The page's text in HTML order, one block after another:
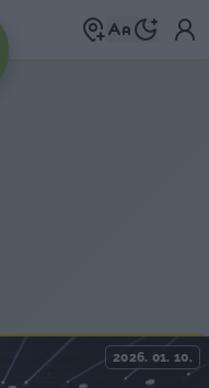
2026. 01. 10.